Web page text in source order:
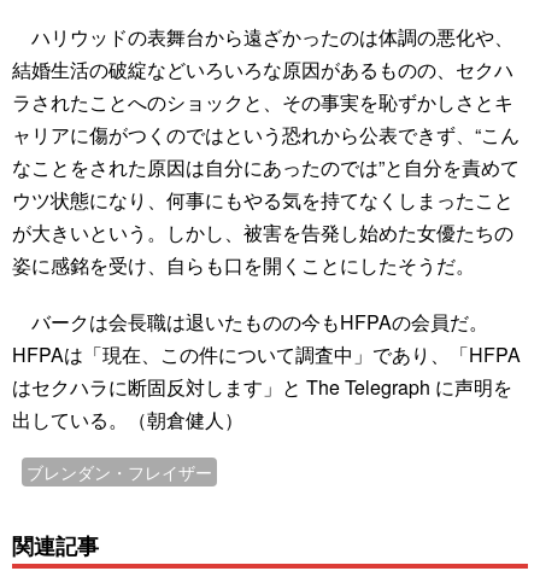
ハリウッドの表舞台から遠ざかったのは体調の悪化や、
結婚生活の破綻などいろいろな原因があるものの、セクハ
ラされたことへのショックと、その事実を恥ずかしさとキ
ャリアに傷がつくのではという恐れから公表できず、“こん
なことをされた原因は自分にあったのでは”と自分を責めて
ウツ状態になり、何事にもやる気を持てなくしまったこと
が大きいという。しかし、被害を告発し始めた女優たちの
姿に感銘を受け、自らも口を開くことにしたそうだ。
バークは会長職は退いたものの今もHFPAの会員だ。
HFPAは「現在、この件について調査中」であり、「HFPA
はセクハラに断固反対します」と The Telegraph に声明を
出している。（朝倉健人）
ブレンダン・フレイザー
関連記事